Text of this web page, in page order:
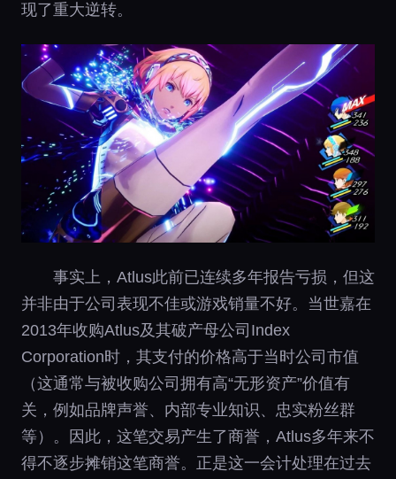
现了重大逆转。
事实上，Atlus此前已连续多年报告亏损，但这
并非由于公司表现不佳或游戏销量不好。当世嘉在
2013年收购Atlus及其破产母公司Index
Corporation时，其支付的价格高于当时公司市值
（这通常与被收购公司拥有高“无形资产”价值有
关，例如品牌声誉、内部专业知识、忠实粉丝群
等）。因此，这笔交易产生了商誉，Atlus多年来不
得不逐步摊销这笔商誉。正是这一会计处理在过去